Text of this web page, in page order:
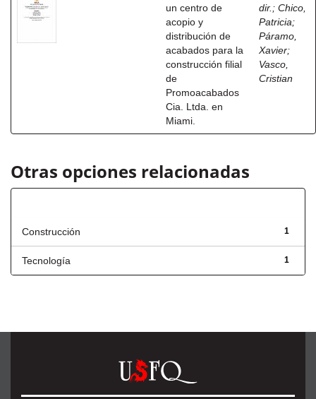
un centro de
acopio y
distribución de
acabados para la
construcción filial
de
Promoacabados
Cia. Ltda. en
Miami.
dir. ; Chico,
Patricia;
Páramo,
Xavier;
Vasco,
Cristian
Otras opciones relacionadas
1
Construcción
1
Tecnología